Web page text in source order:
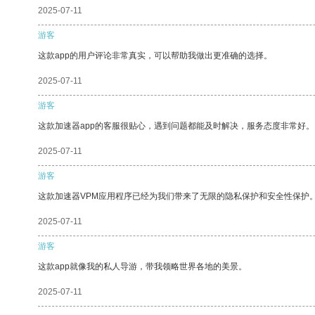
2025-07-11
游客
这款app的用户评论非常真实，可以帮助我做出更准确的选择。
2025-07-11
游客
这款加速器app的客服很贴心，遇到问题都能及时解决，服务态度非常好。
2025-07-11
游客
这款加速器VPM应用程序已经为我们带来了无限的隐私保护和安全性保护
2025-07-11
游客
这款app就像我的私人导游，带我领略世界各地的美景。
2025-07-11